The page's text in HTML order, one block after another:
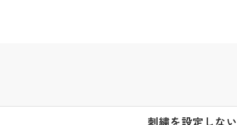
刺繍を設定しない